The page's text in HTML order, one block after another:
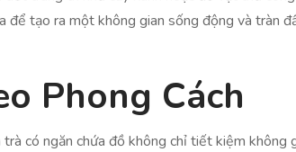
tạo ra một không gian sống động và tràn
Phong Cách
có ngăn chứa đồ không chỉ tiết kiệm không